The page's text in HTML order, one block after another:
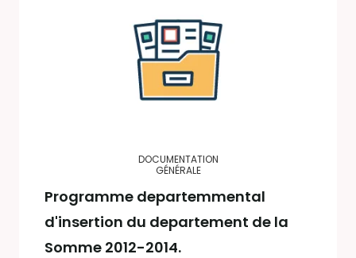
DOCUMENTATION
GÉNÉRALE
Programme departemmental
d'insertion du departement de la
Somme 2012-2014.